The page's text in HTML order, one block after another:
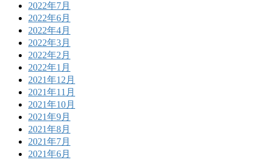
2022年7月
2022年6月
2022年4月
2022年3月
2022年2月
2022年1月
2021年12月
2021年11月
2021年10月
2021年9月
2021年8月
2021年7月
2021年6月